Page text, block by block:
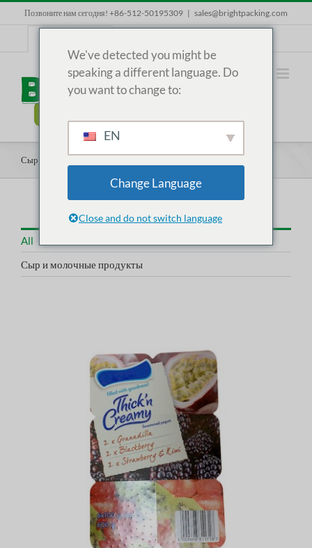
Позвоните нам сегодня! +86-512-50195309 | sales@brightpacking.com
Сыр и молочные продукты
All
Сыр и молочные продукты
We've detected you might be
speaking a different language. Do
you want to change to:
EN
Change Language
Close and do not switch language